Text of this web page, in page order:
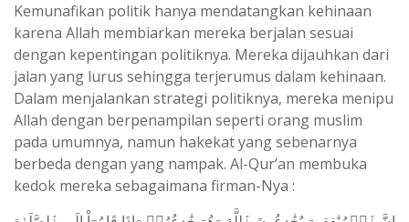
Kemunafikan politik hanya mendatangkan kehinaan
karena Allah membiarkan mereka berjalan sesuai
dengan kepentingan politiknya. Mereka dijauhkan dari
jalan yang lurus sehingga terjerumus dalam kehinaan.
Dalam menjalankan strategi politiknya, mereka menipu
Allah dengan berpenampilan seperti orang muslim
pada umumnya, namun hakekat yang sebenarnya
berbeda dengan yang nampak. Al-Qur’an membuka
kedok mereka sebagaimana firman-Nya :